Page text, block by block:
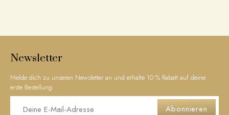
Newsletter
Melde dich zu unseren Newsletter an und erhalte 10 % Rabatt auf deine
erste Bestellung.
Abonnieren